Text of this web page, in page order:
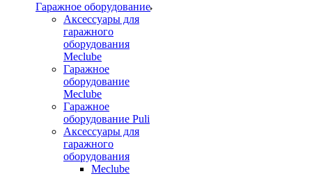
Гаражное оборудование
Аксессуары для
гаражного
оборудования
Meclube
Гаражное
оборудование
Meclube
Гаражное
оборудование Puli
Аксессуары для
гаражного
оборудования
Meclube